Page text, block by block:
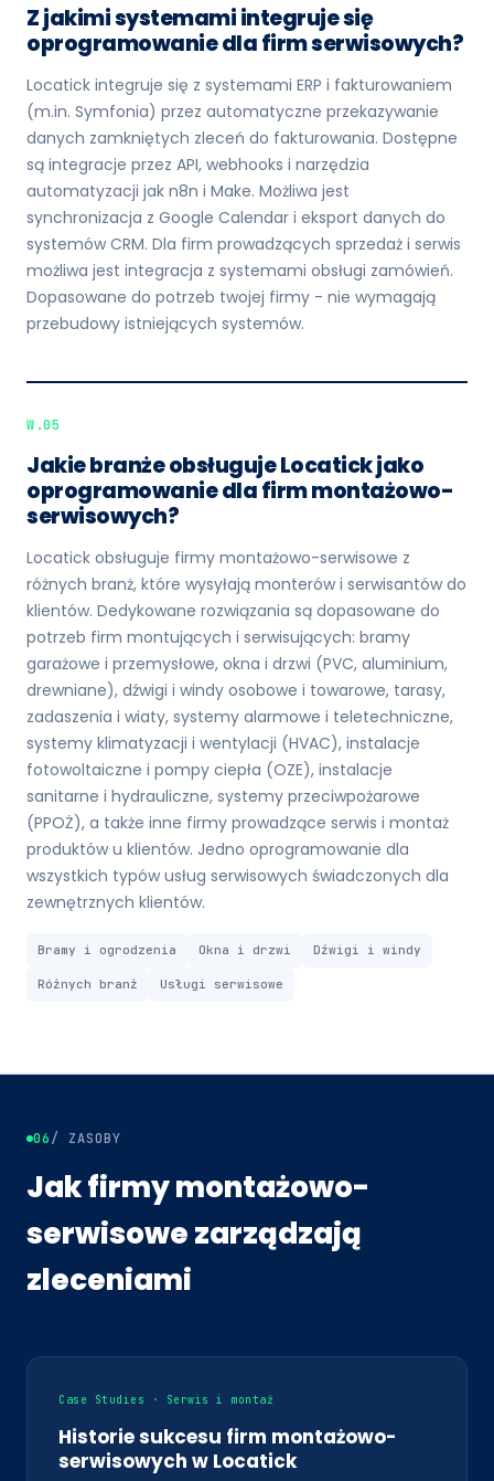
Z jakimi systemami integruje się
oprogramowanie dla firm serwisowych?
Locatick integruje się z systemami ERP i fakturowaniem
(m.in. Symfonia) przez automatyczne przekazywanie
danych zamkniętych zleceń do fakturowania. Dostępne
są integracje przez API, webhooks i narzędzia
automatyzacji jak n8n i Make. Możliwa jest
synchronizacja z Google Calendar i eksport danych do
systemów CRM. Dla firm prowadzących sprzedaż i serwis
możliwa jest integracja z systemami obsługi zamówień.
Dopasowane do potrzeb twojej firmy - nie wymagają
przebudowy istniejących systemów.
W.05
Jakie branże obsługuje Locatick jako
oprogramowanie dla firm montażowo-
serwisowych?
Locatick obsługuje firmy montażowo-serwisowe z
różnych branż, które wysyłają monterów i serwisantów do
klientów. Dedykowane rozwiązania są dopasowane do
potrzeb firm montujących i serwisujących: bramy
garażowe i przemysłowe, okna i drzwi (PVC, aluminium,
drewniane), dźwigi i windy osobowe i towarowe, tarasy,
zadaszenia i wiaty, systemy alarmowe i teletechniczne,
systemy klimatyzacji i wentylacji (HVAC), instalacje
fotowoltaiczne i pompy ciepła (OZE), instalacje
sanitarne i hydrauliczne, systemy przeciwpożarowe
(PPOŻ), a także inne firmy prowadzące serwis i montaż
produktów u klientów. Jedno oprogramowanie dla
wszystkich typów usług serwisowych świadczonych dla
zewnętrznych klientów.
Bramy i ogrodzenia Okna i drzwi Dźwigi i windy
Różnych branż Usługi serwisowe
06/ ZASOBY
Jak firmy montażowo-
serwisowe zarządzają
zleceniami
Case Studies · Serwis i montaż
Historie sukcesu firm montażowo-
serwisowych w Locatick